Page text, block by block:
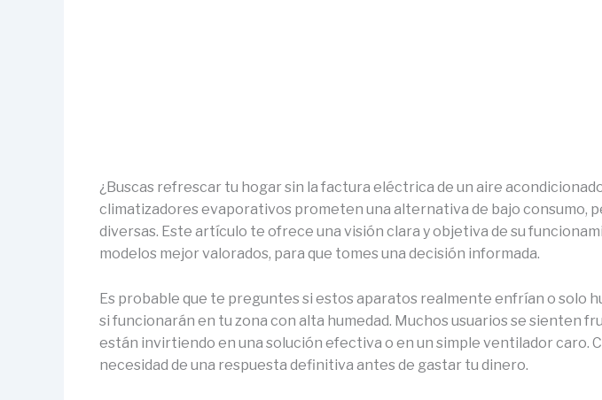
¿Buscas refrescar tu hogar sin la factura eléctrica de un aire
climatizadores evaporativos prometen una alternativa de bajo consumo,
diversas. Este artículo te ofrece una visión clara y objetiva de su
modelos mejor valorados, para que tomes una decisión informada.
Es probable que te preguntes si estos aparatos realmente enfrían o solo
si funcionarán en tu zona con alta humedad. Muchos usuarios se sienten
están invirtiendo en una solución efectiva o en un simple ventilador caro.
necesidad de una respuesta definitiva antes de gastar tu dinero.